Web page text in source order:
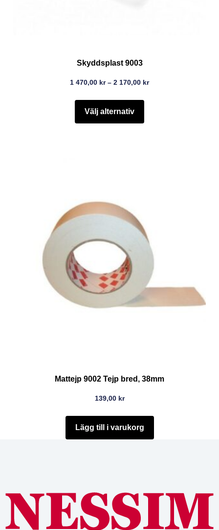
Skyddsplast 9003
1 470,00 kr – 2 170,00 kr
Välj alternativ
Mattejp 9002 Tejp bred, 38mm
139,00 kr
Lägg till i varukorg